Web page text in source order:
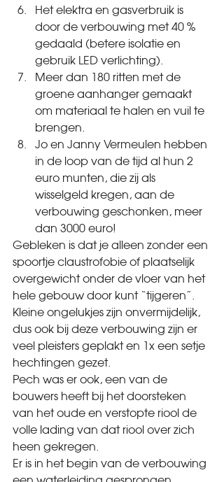
Het elektra en gasverbruik is
door de verbouwing met 40 %
gedaald (betere isolatie en
gebruik LED verlichting).
Meer dan 180 ritten met de
groene aanhanger gemaakt
om materiaal te halen en vuil te
brengen.
Jo en Janny Vermeulen hebben
in de loop van de tijd al hun 2
euro munten, die zij als
wisselgeld kregen, aan de
verbouwing geschonken, meer
dan 3000 euro!
Gebleken is dat je alleen zonder een
spoortje claustrofobie of plaatselijk
overgewicht onder de vloer van het
hele gebouw door kunt “tijgeren”.
Kleine ongelukjes zijn onvermijdelijk,
dus ook bij deze verbouwing zijn er
veel pleisters geplakt en 1x een setje
hechtingen gezet.
Pech was er ook, een van de
bouwers heeft bij het doorsteken
van het oude en verstopte riool de
volle lading van dat riool over zich
heen gekregen.
Er is in het begin van de verbouwing